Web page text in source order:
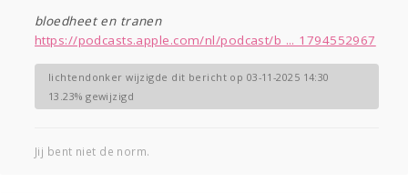
bloedheet en tranen
https://podcasts.apple.com/nl/podcast/b ... 1794552967
lichtendonker wijzigde dit bericht op 03-11-2025 14:30
13.23% gewijzigd
Jij bent niet de norm.